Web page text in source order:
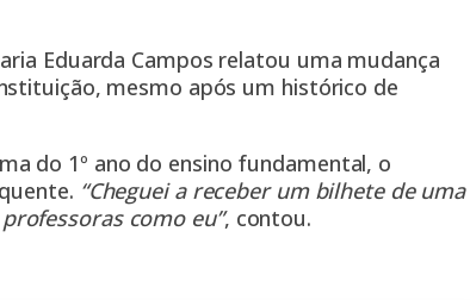
Eduarda Campos relatou uma mudança
mesmo após um histórico de
do 1º ano do ensino fundamental, o
“Cheguei a receber um bilhete de uma
como eu”, contou.